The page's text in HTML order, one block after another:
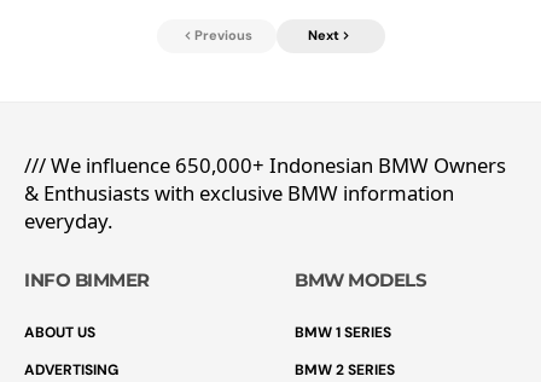
Previous Next
/// We influence 650,000+ Indonesian BMW Owners
& Enthusiasts with exclusive BMW information
everyday.
INFO BIMMER
ABOUT US
ADVERTISING
BMW MODELS
BMW 1 SERIES
BMW 2 SERIES